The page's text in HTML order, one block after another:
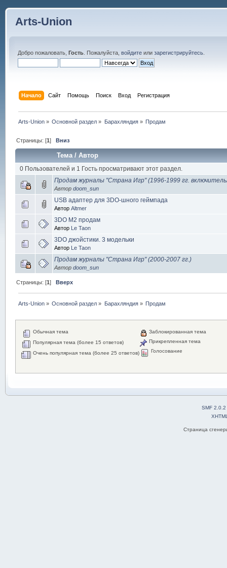
Arts-Union
Добро пожаловать, Гость. Пожалуйста, войдитеили зарегистрируйтесь.
Начало Сайт Помощь Поиск Вход Регистрация
Arts-Union » Основной раздел » Барахляндия» Продам
Страницы: [1]Вниз
Тема/ Автор
0 Пользователей и 1 Гость просматривают этот раздел.
Продам журналы "Страна Игр" (1996-1999 гг.
Автор doom_sun
USB адаптер для 3DO-шного геймпада
Автор Altmer
3DO M2 продам
Автор Le Taon
3DO джойстики. 3 модельки
Автор Le Taon
Продам журналы "Страна Игр" (2000-2007 гг.)
Автор doom_sun
Страницы: [1]Вверх
Arts-Union » Основной раздел » Барахляндия» Продам
Обычная тема
Популярная тема (более 15 ответов)
Очень популярная тема (более 25 ответов)
Заблокированная тема
Прикрепленная тема
Голосование
SMF 2.0.2
Страница